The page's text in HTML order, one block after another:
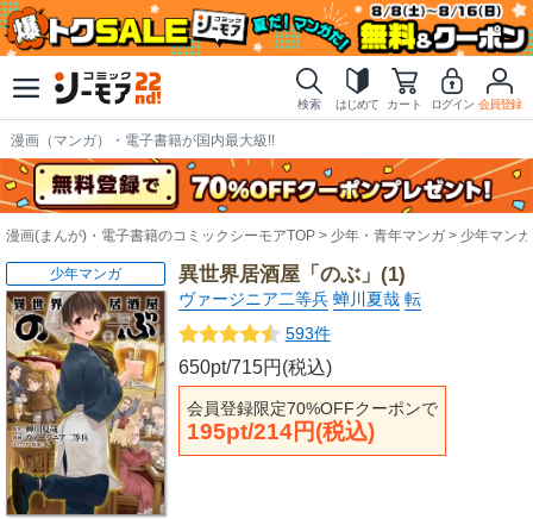
検索 はじめて カート ログイン 会員登録
漫画（マンガ）・電子書籍が国内最大級!!
漫画(まんが)・電子書籍のコミックシーモアTOP 少年・青年マンガ 少年マンガ
異世界居酒屋「のぶ」(1)
ヴァージニア二等兵 蝉川夏哉 転
593件
650pt/715円(税込)
会員登録限定70%OFFクーポンで
195pt/214円(税込)
少年マンガ